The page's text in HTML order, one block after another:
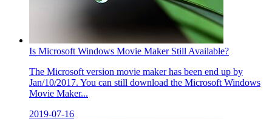
Is Microsoft Windows Movie Maker Still Available?
The Microsoft version movie maker has been end up by
Jan/10/2017. You can still download the Microsoft Windows
Movie Maker...
2019-07-16